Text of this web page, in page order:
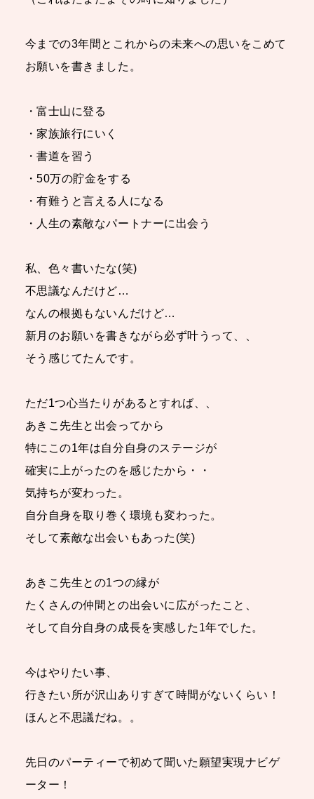
今までの3年間とこれからの未来への思いをこめて
お願いを書きました。
・富士山に登る
・家族旅行にいく
・書道を習う
・50万の貯金をする
・有難うと言える人になる
・人生の素敵なパートナーに出会う
私、色々書いたな(笑)
不思議なんだけど…
なんの根拠もないんだけど…
新月のお願いを書きながら必ず叶うって、、
そう感じてたんです。
ただ1つ心当たりがあるとすれば、、
あきこ先生と出会ってから
特にこの1年は自分自身のステージが
確実に上がったのを感じたから・・
気持ちが変わった。
自分自身を取り巻く環境も変わった。
そして素敵な出会いもあった(笑)
あきこ先生との1つの縁が
たくさんの仲間との出会いに広がったこと、
そして自分自身の成長を実感した1年でした。
今はやりたい事、
行きたい所が沢山ありすぎて時間がないくらい！
ほんと不思議だね。。
先日のパーティーで初めて聞いた願望実現ナビゲ
ーター！